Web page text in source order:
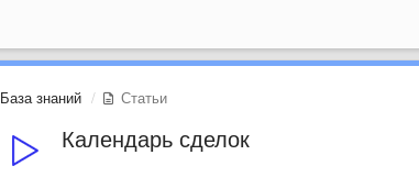
База знаний Статьи
Календарь сделок